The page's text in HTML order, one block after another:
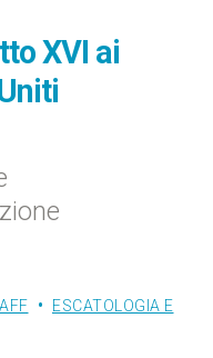
XVI ai
ESCATOLOGIA E